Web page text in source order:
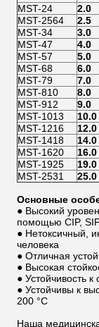
MST-24
2.0
MST-2564
2.5
MST-34
3.0
MST-47
4.0
MST-57
5.0
MST-68
6.0
MST-79
7.0
MST-810
8.0
MST-912
9.0
MST-1013
10.0
MST-1216
12.0
MST-1418
14.0
MST-1620
16.0
MST-1925
19.0
MST-2531
25.0
Основные
● Высокий
помощью CIP,
● Нетоксичный,
человека
● Отличная
● Высокая
● Устойчивость
● Устойчивы к
200 °С
Наша